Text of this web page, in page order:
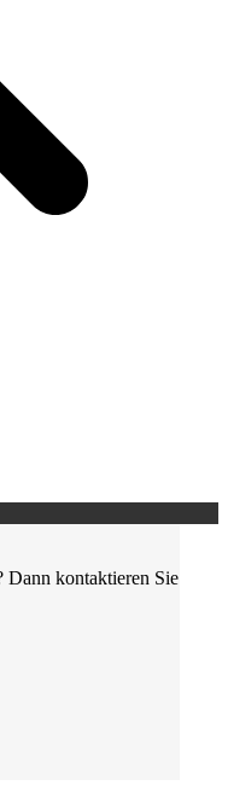
Dann kontaktieren Sie